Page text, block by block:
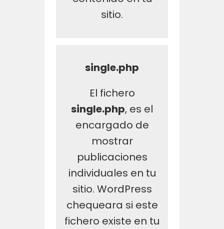
sitio.
single.php
El fichero
single.php, es el
encargado de
mostrar
publicaciones
individuales en tu
sitio. WordPress
chequeara si este
fichero existe en tu